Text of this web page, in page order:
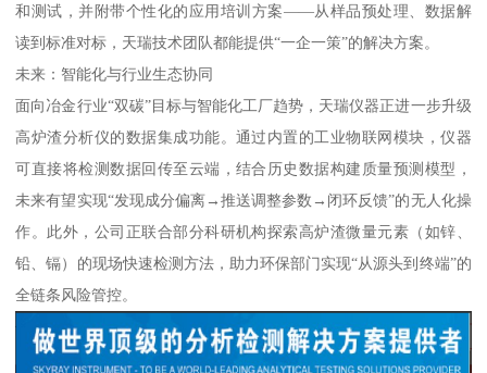
和测试，并附带个性化的应用培训方案——从样品预处理、数据解
读到标准对标，天瑞技术团队都能提供“一企一策”的解决方案。
未来：智能化与行业生态协同
面向冶金行业“双碳”目标与智能化工厂趋势，天瑞仪器正进一步升级
高炉渣分析仪的数据集成功能。通过内置的工业物联网模块，仪器
可直接将检测数据回传至云端，结合历史数据构建质量预测模型，
未来有望实现“发现成分偏离→推送调整参数→闭环反馈”的无人化操
作。此外，公司正联合部分科研机构探索高炉渣微量元素（如锌、
铅、镉）的现场快速检测方法，助力环保部门实现“从源头到终端”的
全链条风险管控。